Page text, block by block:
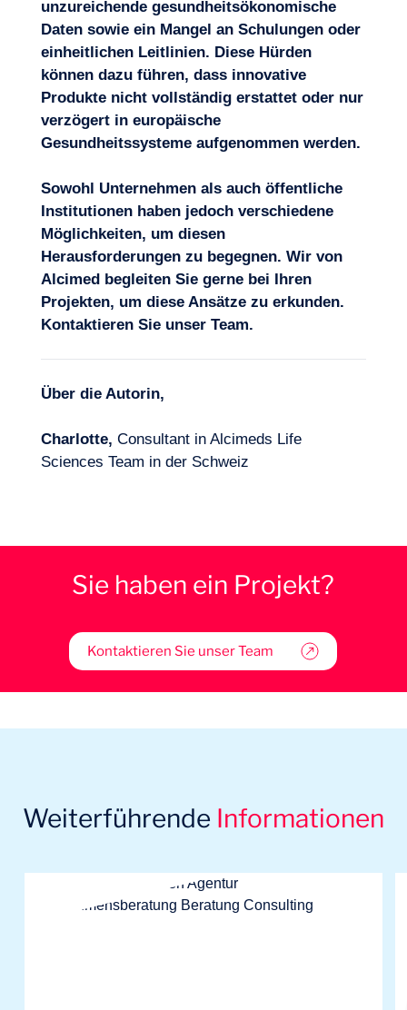
unzureichende gesundheitsökonomische
Daten sowie ein Mangel an Schulungen oder
einheitlichen Leitlinien. Diese Hürden
können dazu führen, dass innovative
Produktenicht vollständig erstattet oder nur
verzögert in europäische
Gesundheitssysteme aufgenommen werden.
Sowohl Unternehmen als auch öffentliche
Institutionen haben jedoch verschiedene
Möglichkeiten, um diesen
Herausforderungen zu begegnen. Wir von
Alcimed begleiten Sie gerne bei Ihren
Projekten, um diese Ansätze zu erkunden.
Kontaktieren Sie unser Team.
Über die Autorin,
Charlotte, Consultant in Alcimeds Life
Sciences Team in der Schweiz
Sie haben ein Projekt?
Kontaktieren Sie unser Team
Weiterführende Informationen